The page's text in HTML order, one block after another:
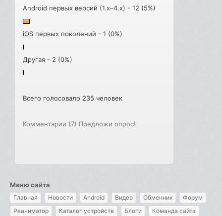
Android первых версий (1.x–4.x) - 12 (5%)
iOS первых поколений - 1 (0%)
Другая - 2 (0%)
Всего голосовало 235 человек
Комментарии (7) Предложи опрос!
Меню сайта
Главная Новости Android Видео Обменник
Форум
Реаниматор
Каталог устройств Блоги Команда сайта